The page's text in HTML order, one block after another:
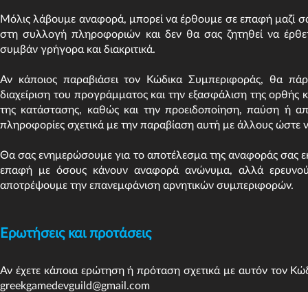
Μόλις λάβουμε αναφορά, μπορεί να έρθουμε σε επαφή μαζί
στη συλλογή πληροφοριών και δεν θα σας ζητηθεί να
συμβάν γρήγορα και διακριτικά.
Αν κάποιος παραβιάσει τον Κώδικα Συμπεριφοράς, θα
διαχείριση του προγράμματος και την εξασφάλιση της
της κατάστασης, καθώς και την προειδοποίηση, παύση ή
πληροφορίες σχετικά με την παραβίαση αυτή με άλλους ώστε
Θα σας ενημερώσουμε για το αποτέλεσμα της αναφοράς σας
επαφή με όσους κάνουν αναφορά ανώνυμα, αλλά
αποτρέψουμε την επανεμφάνιση αρνητικών συμπεριφορών.
Ερωτήσεις και προτάσεις
Αν έχετε κάποια ερώτηση ή πρόταση σχετικά με αυτόν τον
greekgamedevguild@gmail.com